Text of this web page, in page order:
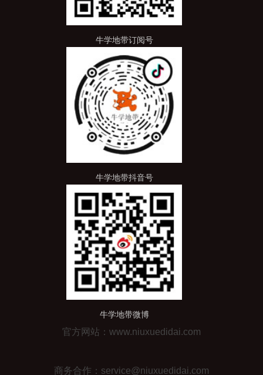
牛学地带订阅号
牛学地带抖音号
牛学地带微博
官方网站：www.niuxuedidai.com
商务合作：service@niuxuedidai.com